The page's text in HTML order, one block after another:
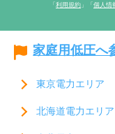
「 利用規約 」「 個人情
家庭用低圧へ
東京電力エリア
北海道電力エリア